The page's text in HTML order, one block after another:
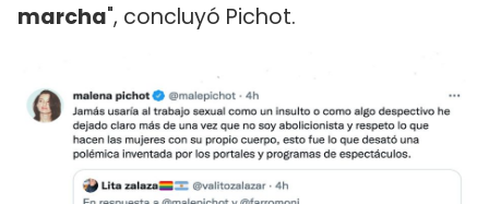
marcha", concluyó Pichot.